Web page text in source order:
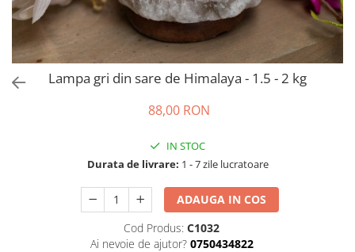
Lampa gri din sare de Himalaya - 1.5 - 2 kg
88,00 RON
IN STOC
Durata de livrare: 1 - 7 zile lucratoare
ADAUGA IN COS
Cod Produs: C1032
Ai nevoie de ajutor? 0750434822